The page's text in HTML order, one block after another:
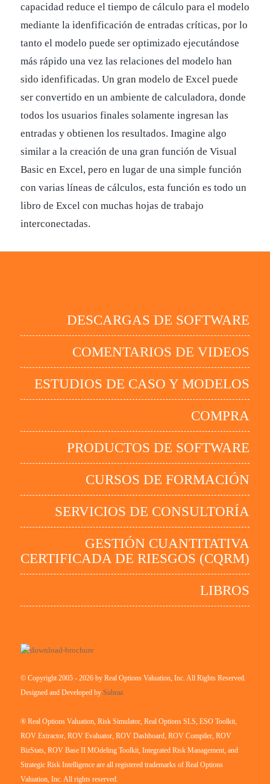
capacidad reduce el tiempo de cálculo para el modelo
mediante la idenfificación de entradas críticas, por lo
tanto el modelo puede ser optimizado ejecutándose
más rápido una vez las relaciones del modelo han
sido idenfificadas. Un gran modelo de Excel puede
ser convertido en un ambiente de calculadora, donde
todos los usuarios finales solamente ingresan las
entradas y obtienen los resultados. Imagine algo
similar a la creación de una gran función de Visual
Basic en Excel, pero en lugar de una simple función
con varias líneas de cálculos, esta función es todo un
libro de Excel con muchas hojas de trabajo
interconectadas.
DESCARGAS DE SOFTWARE
COMENTARIOS DE VIDEOS
ESTUDIOS DE CASO Y MODELOS
COMPRA
PRODUCTOS DE SOFTWARE
CURSOS DE FORMACIÓN
SERVICIOS DE CONSULTORÍA
GESTIÓN CUANTITATIVA
CERTIFICADA DE RIESGOS (CQRM)
LIBROS
© Copyright 2005 - 2026 by Real Options Valuation, Inc. All Rights Reserved.
Designed and Developed by Subraa
® Real Options Valuation, Risk Simulator, Real Options SLS, ESO Toolkit,
ROV Extractor, ROV Evaluator, ROV Dashboard, ROV Compiler, ROV
BizStats, ROV Base II MOdeling Toolkit, Integrated Risk Management, and
Strategic Risk Intelligence are all registered trademarks of Real Options
Valuation, Inc. All rights reserved.